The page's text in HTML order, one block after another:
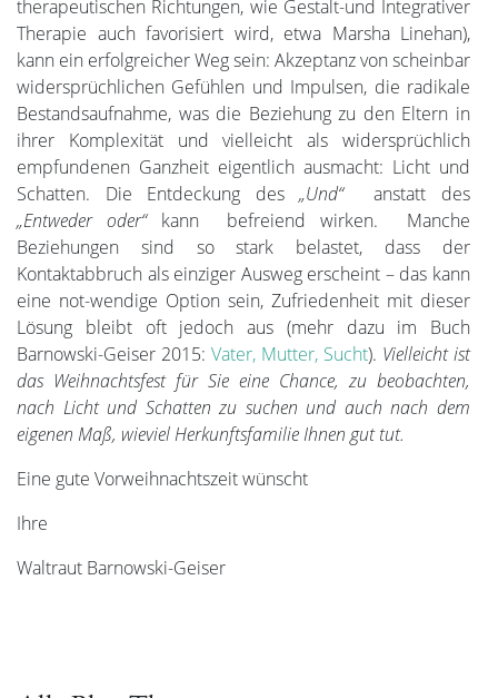
therapeutischen Richtungen, wie Gestalt-und Integrativer
Therapie auch favorisiert wird, etwa Marsha Linehan),
kann ein erfolgreicher Weg sein: Akzeptanz von scheinbar
widersprüchlichen Gefühlen und Impulsen, die radikale
Bestandsaufnahme, was die Beziehung zu den Eltern in
ihrer Komplexität und vielleicht als widersprüchlich
empfundenen Ganzheit eigentlich ausmacht: Licht und
Schatten. Die Entdeckung des„Und“anstatt des
„Entweder oder“kann befreiend wirken. Manche
Beziehungen sind so stark belastet, dass der
Kontaktabbruch als einziger Ausweg erscheint – das kann
eine not-wendige Option sein, Zufriedenheit mit dieser
Lösung bleibt oft jedoch aus (mehr dazu im Buch
Barnowski-Geiser 2015: Vater, Mutter, Sucht). Vielleicht ist
das Weihnachtsfest für Sie eine Chance, zu beobachten,
nach Licht und Schatten zu suchen und auch nach dem
eigenen Maß, wieviel Herkunftsfamilie Ihnen gut tut.
Eine gute Vorweihnachtszeit wünscht
Ihre
Waltraut Barnowski-Geiser